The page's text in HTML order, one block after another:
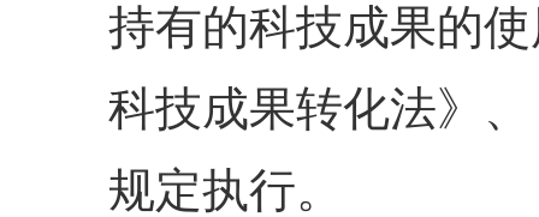
持有的科技成果的
科技成果转化法》
规定执行。